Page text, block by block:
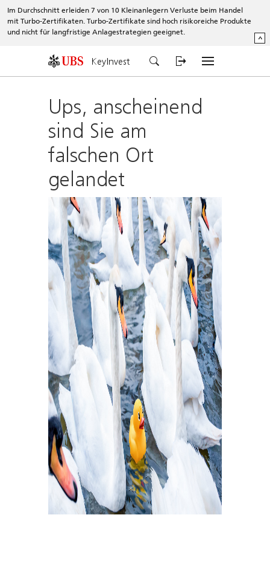
Im Durchschnitt erleiden 7 von 10 Kleinanlegern Verluste beim Handel
mit Turbo-Zertifikaten. Turbo-Zertifikate sind hoch risikoreiche Produkte
und nicht für langfristige Anlagestrategien geeignet.
^
KeyInvest
Ups, anscheinend
sind Sie am
falschen Ort
gelandet